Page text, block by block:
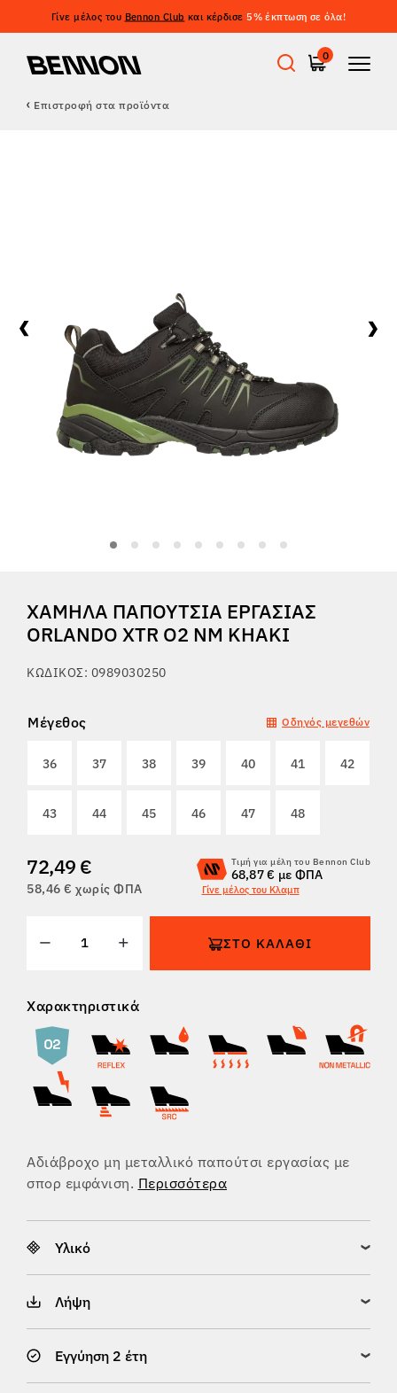
Γίνε μέλος του Bennon Club και κέρδισε 5% έκπτωση σε όλα!
0
Outdoor
Casual παπούτσια
Tactical
ΣΧΕΤΙΚΆ ΜΕ ΕΜΆΣ
ΕΠΙΣΤΡΟΦΈΣ
Επιστροφή στα προϊόντα
ΧΑΜΗΛΆ ΠΑΠΟΎΤΣΙΑ ΕΡΓΑΣΊΑΣ
ORLANDO XTR O2 NM KHAKI
ΚΩΔΙΚΌΣ: 0989030250
Μέγεθος Οδηγός μεγεθών
36 37 38 39 40 41 42
43 44 45 46 47 48
72,49 €
58,46 € χωρίς ΦΠΑ
Τιμή για μέλη του Bennon Club
68,87 € με ΦΠΑ
Γίνε μέλος του Κλαμπ
ΣΤΟ ΚΑΛΆΘΙ
Χαρακτηριστικά
Αδιάβροχο μη μεταλλικό παπούτσι εργασίας με
σπορ εμφάνιση. Περισσότερα
Υλικό
Λήψη
Εγγύηση 2 έτη